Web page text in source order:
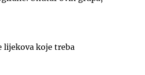
lijekova koje treba
NOTIFIKACIJE